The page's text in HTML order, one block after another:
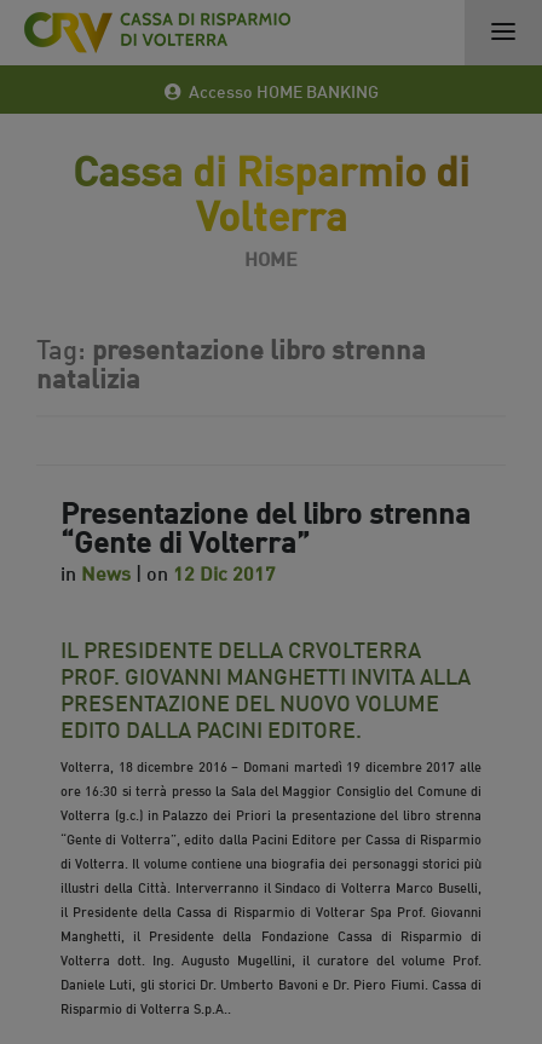
Accesso HOME BANKING
Cassa di Risparmio di
Volterra
HOME
Tag: presentazione libro strenna
natalizia
Presentazione del libro strenna
“Gente di Volterra”
in News | on 12 Dic 2017
IL PRESIDENTE DELLA CRVOLTERRA
PROF. GIOVANNI MANGHETTI INVITA ALLA
PRESENTAZIONE DEL NUOVO VOLUME
EDITO DALLA PACINI EDITORE.
Volterra, 18 dicembre 2016 – Domani martedì 19 dicembre 2017 alle
ore 16:30 si terrà presso la Sala del Maggior Consiglio del Comune di
Volterra (g.c.) in Palazzo dei Priori la presentazione del libro strenna
“Gente di Volterra”, edito dalla Pacini Editore per Cassa di Risparmio
di Volterra. Il volume contiene una biografia dei personaggi storici più
illustri della Città. Interverranno il Sindaco di Volterra Marco Buselli,
il Presidente della Cassa di Risparmio di Volterar Spa Prof. Giovanni
Manghetti, il Presidente della Fondazione Cassa di Risparmio di
Volterra dott. Ing. Augusto Mugellini, il curatore del volume Prof.
Daniele Luti, gli storici Dr. Umberto Bavoni e Dr. Piero Fiumi. Cassa di
Risparmio di Volterra S.p.A..